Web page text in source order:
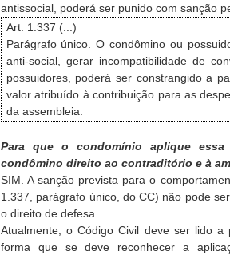
antissocial, poderá ser punido com sanção
Art. 1.337 (...)
Parágrafo único. O condômino ou
anti-social, gerar incompatibilidade de
possuidores, poderá ser constrangido a
valor atribuído à contribuição para as
da assembleia.
Para que o condomínio aplique
condômino direito ao contraditório e à
SIM. A sanção prevista para o
1.337, parágrafo único, do CC) não pode
o direito de defesa.
Atualmente, o Código Civil deve ser lido
forma que se deve reconhecer a